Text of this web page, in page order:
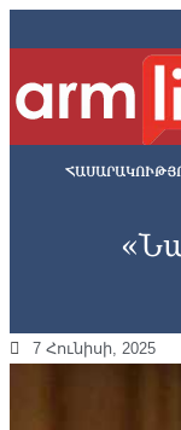
7 Հունիսի, 2025